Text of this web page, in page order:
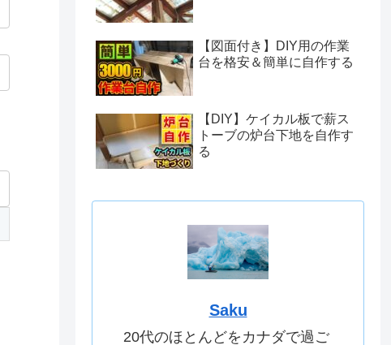
【図面付き】DIY用の作業
台を格安＆簡単に自作する
【DIY】ケイカル板で薪ス
トーブの炉台下地を自作す
る
Saku
20代のほとんどをカナダで過ご